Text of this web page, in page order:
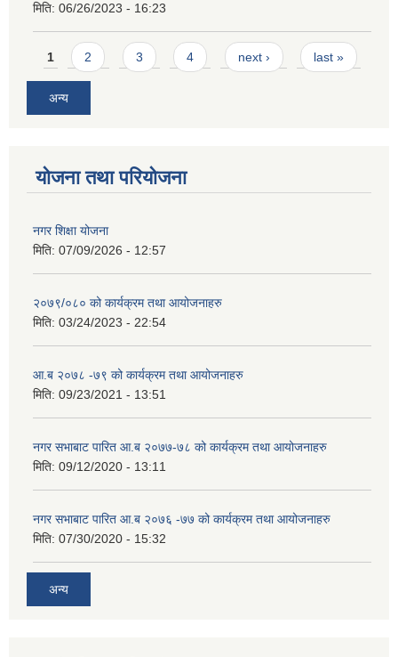
मिति: 06/26/2023 - 16:23
Pages
1 2 3 4 next › last »
अन्य
योजना तथा परियोजना
नगर शिक्षा योजना
मिति: 07/09/2026 - 12:57
२०७९/०८० को कार्यक्रम तथा आयोजनाहरु
मिति: 03/24/2023 - 22:54
आ.ब २०७८ -७९ को कार्यक्रम तथा आयोजनाहरु
मिति: 09/23/2021 - 13:51
नगर सभाबाट पारित आ.ब २०७७-७८ को कार्यक्रम तथा आयोजनाहरु
मिति: 09/12/2020 - 13:11
नगर सभाबाट पारित आ.ब २०७६ -७७ को कार्यक्रम तथा आयोजनाहरु
मिति: 07/30/2020 - 15:32
अन्य